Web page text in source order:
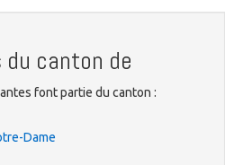
du canton de
font partie du canton :
Dame